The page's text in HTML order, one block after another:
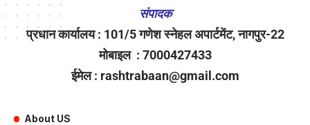
संपादक
प्रधान कार्यालय : 101/5 गणेश स्नेहल अपार्टमेंट, नागपुर-22
मोबाइल : 7000427433
ईमेल : rashtrabaan@gmail.com
About US